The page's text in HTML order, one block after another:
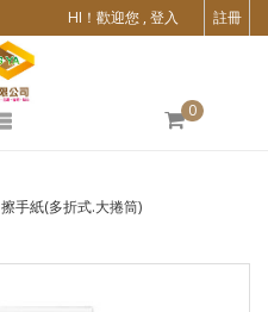
HI！歡迎您 , 登入 註冊
0
擦手紙(多折式.大捲筒)